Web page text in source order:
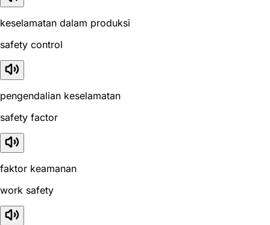
keselamatan dalam produksi
safety control
pengendalian keselamatan
safety factor
faktor keamanan
work safety